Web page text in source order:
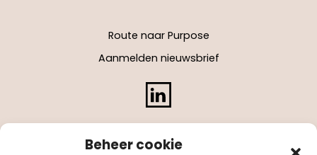
Beheer cookie
Route naar Purpose
Aanmelden nieuwsbrief